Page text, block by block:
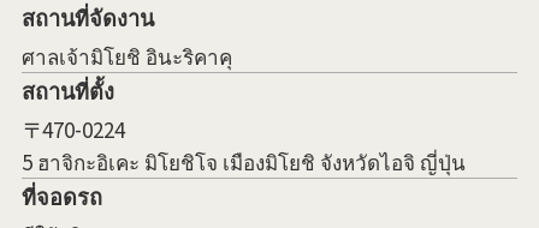
สถานที่จัดงาน
ศาลเจ้ามิโยชิ อินะริคาคุ
สถานที่ตั้ง
〒470-0224
5 ฮาจิกะอิเคะ มิโยชิโจ เมืองมิโยชิ จังหวัดไอจิ ญี่ปุ่น
ที่จอดรถ